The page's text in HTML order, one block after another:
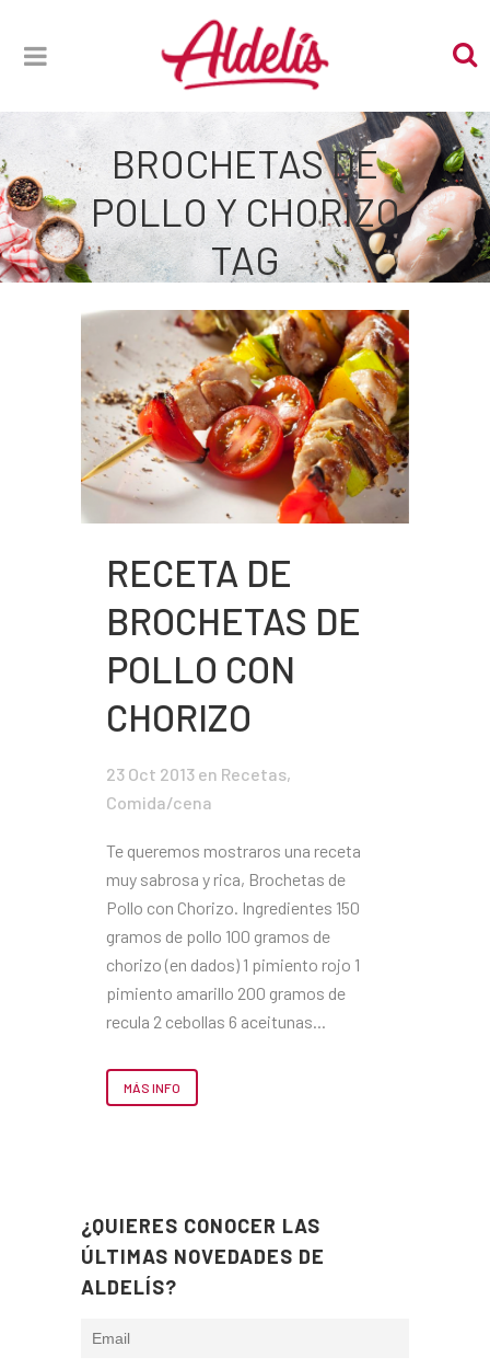
BROCHETAS DE
POLLO Y CHORIZO
TAG
RECETA DE
BROCHETAS DE
POLLO CON
CHORIZO
23 Oct 2013 en Recetas,
Comida/cena
Te queremos mostraros una receta
muy sabrosa y rica, Brochetas de
Pollo con Chorizo. Ingredientes 150
gramos de pollo 100 gramos de
chorizo (en dados) 1 pimiento rojo 1
pimiento amarillo 200 gramos de
recula 2 cebollas 6 aceitunas...
MÁS INFO
¿QUIERES CONOCER LAS
ÚLTIMAS NOVEDADES DE
ALDELÍS?